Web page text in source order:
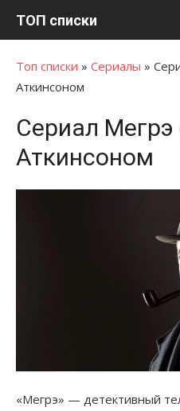
ТОП списки
Топ списки » Сериалы »
Аткинсоном
Сериал Мегрэ
Аткинсоном
«Мегрэ» — детективный